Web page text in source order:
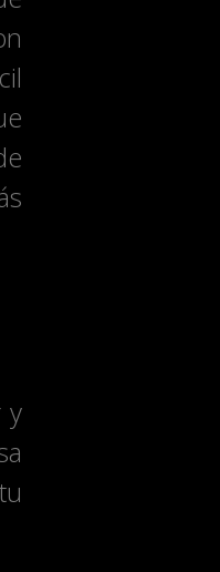
y